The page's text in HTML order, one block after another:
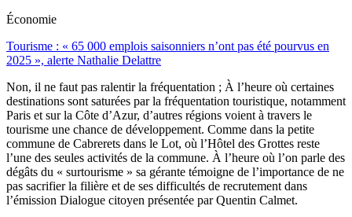
Économie
Tourisme : « 65 000 emplois saisonniers n’ont pas été pourvus en
2025 », alerte Nathalie Delattre
Non, il ne faut pas ralentir la fréquentation ; À l’heure où certaines
destinations sont saturées par la fréquentation touristique, notamment
Paris et sur la Côte d’Azur, d’autres régions voient à travers le
tourisme une chance de développement. Comme dans la petite
commune de Cabrerets dans le Lot, où l’Hôtel des Grottes reste
l’une des seules activités de la commune. À l’heure où l’on parle des
dégâts du « surtourisme » sa gérante témoigne de l’importance de ne
pas sacrifier la filière et de ses difficultés de recrutement dans
l’émission Dialogue citoyen présentée par Quentin Calmet.